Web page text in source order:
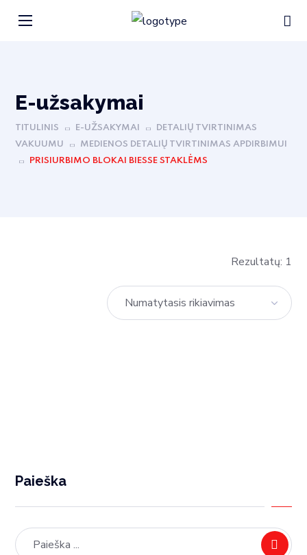
E-užsakymai
TITULINIS E-UŽSAKYMAI
DETALIŲ TVIRTINIMAS
VAKUUMU
MEDIENOS DETALIŲ TVIRTINIMAS APDIRBIMUI
PRISIURBIMO BLOKAI BIESSE STAKLĖMS
Rezultatų: 1
Paieška